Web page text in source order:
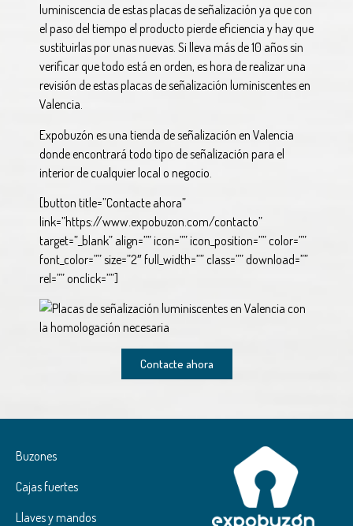
luminiscencia de estas placas de señalización ya que con
el paso del tiempo el producto pierde eficiencia y hay que
sustituirlas por unas nuevas. Si lleva más de 10 años sin
verificar que todo está en orden, es hora de realizar una
revisión de estas placas de señalización luminiscentes en
Valencia.
Expobuzón es una tienda de señalización en Valencia
donde encontrará todo tipo de señalización para el
interior de cualquier local o negocio.
[button title=”Contacte ahora”
link=”https://www.expobuzon.com/contacto”
target=”_blank” align=”” icon=”” icon_position=”” color=””
font_color=”” size=”2″ full_width=”” class=”” download=””
rel=”” onclick=””]
Contacte ahora
Buzones
Cajas fuertes
Llaves y mandos